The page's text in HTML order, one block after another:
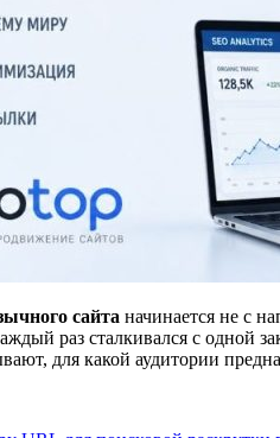
сайта начинается не с
раз сталкивался с одной
для какой аудитории